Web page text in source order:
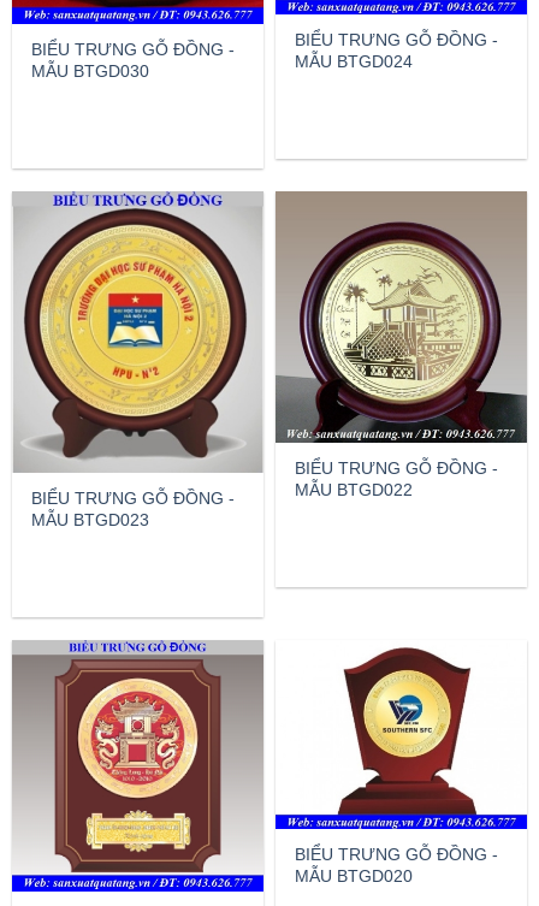
BIỂU TRƯNG GỖ ĐỒNG -
MẪU BTGD030
BIỂU TRƯNG GỖ ĐỒNG -
MẪU BTGD024
BIỂU TRƯNG GỖ ĐỒNG -
MẪU BTGD023
BIỂU TRƯNG GỖ ĐỒNG -
MẪU BTGD022
BIỂU TRƯNG GỖ ĐỒNG -
MẪU BTGD020